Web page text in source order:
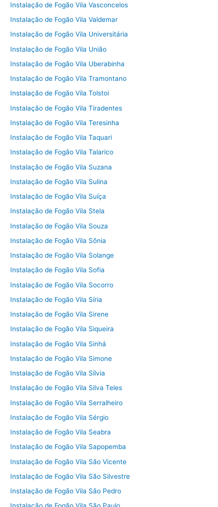
Instalação de Fogão Vila Vasconcelos
Instalação de Fogão Vila Valdemar
Instalação de Fogão Vila Universitária
Instalação de Fogão Vila União
Instalação de Fogão Vila Uberabinha
Instalação de Fogão Vila Tramontano
Instalação de Fogão Vila Tolstoi
Instalação de Fogão Vila Tiradentes
Instalação de Fogão Vila Teresinha
Instalação de Fogão Vila Taquari
Instalação de Fogão Vila Talarico
Instalação de Fogão Vila Suzana
Instalação de Fogão Vila Sulina
Instalação de Fogão Vila Suíça
Instalação de Fogão Vila Stela
Instalação de Fogão Vila Souza
Instalação de Fogão Vila Sônia
Instalação de Fogão Vila Solange
Instalação de Fogão Vila Sofia
Instalação de Fogão Vila Socorro
Instalação de Fogão Vila Síria
Instalação de Fogão Vila Sirene
Instalação de Fogão Vila Siqueira
Instalação de Fogão Vila Sinhá
Instalação de Fogão Vila Simone
Instalação de Fogão Vila Sílvia
Instalação de Fogão Vila Silva Teles
Instalação de Fogão Vila Serralheiro
Instalação de Fogão Vila Sérgio
Instalação de Fogão Vila Seabra
Instalação de Fogão Vila Sapopemba
Instalação de Fogão Vila São Vicente
Instalação de Fogão Vila São Silvestre
Instalação de Fogão Vila São Pedro